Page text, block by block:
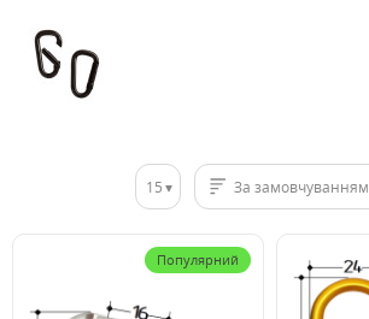
15 За замовчуванням
Популярний